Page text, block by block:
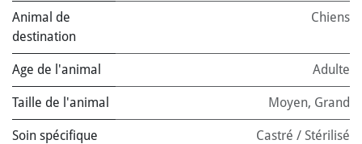
Animal de
destination
Chiens
Age de l'animal Adulte
Taille de l'animal Moyen, Grand
Soin spécifique Castré / Stérilisé